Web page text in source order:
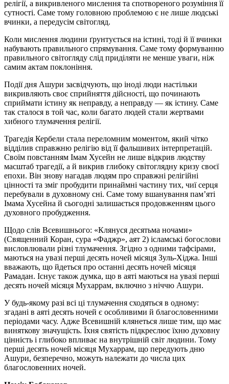
релігії, а викривленого мислення та спотвореного розуміння її
сутності. Саме тому головною проблемою є не лише людські
вчинки, а передусім світогляд.
Коли мислення людини ґрунтується на істині, тоді й її вчинки
набувають правильного спрямування. Саме тому формуванню
правильного світогляду слід приділяти не менше уваги, ніж
самим актам поклоніння.
Події дня Ашури засвідчують, що іноді люди настільки
викривляють своє сприйняття дійсності, що починають
сприймати істину як неправду, а неправду — як істину. Саме
так сталося в той час, коли багато людей стали жертвами
хибного тлумачення релігії.
Трагедія Кербели стала переломним моментом, який чітко
відділив справжню релігію від її фальшивих інтерпретацій.
Своїм повстанням Імам Хусейн не лише відкрив людству
масштаб трагедії, а й викрив глибоку світоглядну кризу своєї
епохи. Він знову нагадав людям про справжні релігійні
цінності та зміг пробудити принаймні частину тих, чиї серця
перебували в духовному сні. Саме тому вшанування пам’яті
Імама Хусейна й сьогодні залишається продовженням цього
духовного пробудження.
Щодо слів Всевишнього: «Клянуся десятьма ночами»
(Священний Коран, сура «Фаджр», аят 2) ісламські богослови
висловлювали різні тлумачення. Згідно з одними тафсірами,
маються на увазі перші десять ночей місяця Зуль-Хіджа. Інші
вважають, що йдеться про останні десять ночей місяця
Рамадан. Існує також думка, що в аяті маються на увазі перші
десять ночей місяця Мухаррам, включно з ніччю Ашури.
У будь-якому разі всі ці тлумачення сходяться в одному:
згадані в аяті десять ночей є особливими й благословенними
періодами часу. Адже Всевишній клянеться лише тим, що має
виняткову значущість. Їхня святість підкреслює їхню духовну
цінність і глибоко впливає на внутрішній світ людини. Тому
перші десять ночей місяця Мухаррам, що передують дню
Ашури, безперечно, можуть належати до числа цих
благословенних ночей.